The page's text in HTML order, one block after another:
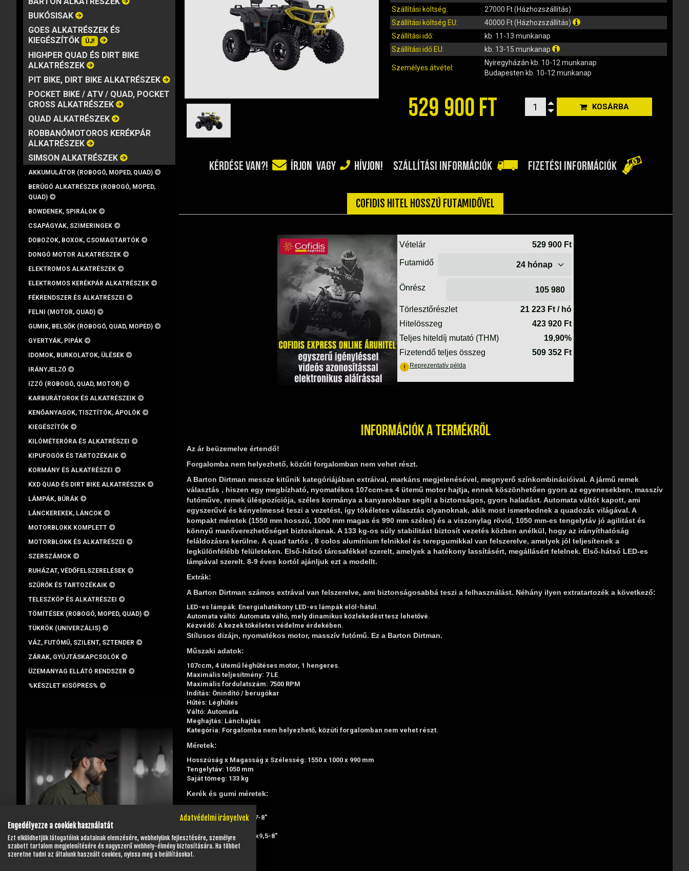
MÁRKA VISZKOZITÁS
BUKÓSISAK
GOES ALKATRÉSZEK ÉS
KIEGÉSZÍTŐK
ÚJ!
HIGHPER QUAD ÉS DIRT BIKE
ALKATRÉSZEK
PIT BIKE, DIRT BIKE ALKATRÉSZEK
POCKET BIKE / ATV / QUAD, POCKET
CROSS ALKATRÉSZEK
QUAD ALKATRÉSZEK
ROBBANÓMOTOROS KERÉKPÁR
ALKATRÉSZEK
SIMSON ALKATRÉSZEK
AKKUMULÁTOR (ROBOGÓ, MOPED, QUAD)
BERÚGÓ ALKATRÉSZEK (ROBOGÓ, MOPED,
QUAD)
BOWDENEK, SPIRÁLOK
CSAPÁGYAK, SZIMERINGEK
DOBOZOK, BOXOK, CSOMAGTARTÓK
DONGÓ MOTOR ALKATRÉSZEK
ELEKTROMOS ALKATRÉSZEK
ELEKTROMOS KERÉKPÁR ALKATRÉSZEK
FÉKRENDSZER ÉS ALKATRÉSZEI
FELNI (MOTOR, QUAD)
GUMIK, BELSŐK (ROBOGÓ, QUAD, MOPED)
GYERTYÁK, PIPÁK
IDOMOK, BURKOLATOK, ÜLÉSEK
IRÁNYJELZŐ
IZZÓ (ROBOGÓ, QUAD, MOTOR)
KARBURÁTOROK ÉS ALKATRÉSZEIK
KENŐANYAGOK, TISZTÍTÓK, ÁPOLÓK
KIEGÉSZÍTŐK
KILÓMÉTERÓRA ÉS ALKATRÉSZEI
KIPUFOGÓK ÉS TARTOZÉKAIK
KORMÁNY ÉS ALKATRÉSZEI
KXD QUAD ÉS DIRT BIKE ALKATRÉSZEK
LÁMPÁK, BÚRÁK
LÁNCKEREKEK, LÁNCOK
MOTORBLOKK KOMPLETT
MOTORBLOKK ÉS ALKATRÉSZEI
SZERSZÁMOK
RUHÁZAT, VÉDŐFELSZERELÉSEK
SZŰRŐK ÉS TARTOZÉKAIK
TELESZKÓP ÉS ALKATRÉSZEI
TÖMÍTÉSEK (ROBOGÓ, MOPED, QUAD)
TÜKRÖK (UNIVERZÁLIS)
VÁZ, FUTÓMŰ, SZILENT, SZTENDER
ZÁRAK, GYÚJTÁSKAPCSOLÓK
ÜZEMANYAG ELLÁTÓ RENDSZER
%KÉSZLET KISÖPRÉS%
Szállítási költség:
27000 Ft (Házhozszállítás)
Szállítási költség EU:
40000 Ft (Házhozszállítás)
Szállítási idő:
kb. 11-13 munkanap
Szállítási idő EU:
kb. 13-15 munkanap
Személyes átvétel:
Nyíregyházán kb. 10-12 munkanap
Budapesten kb. 10-12 munkanap
529 900 FT KOSÁRBA
KÉRDÉSE VAN?! ÍRJON VAGY HÍVJON! SZÁLLÍTÁSI INFORMÁCIÓK FIZETÉSI INFORMÁCIÓK
COFIDIS HITEL HOSSZÚ FUTAMIDŐVEL
Információk a termékről
Az ár beüzemelve értendő!
Forgalomba nem helyezhető, közúti forgalomban nem vehet részt.
A Barton Dirtman messze kitűnik kategóriájában extráival, markáns megjelenésével, megnyerő színkombinációival. A jármű remek
választás , hiszen egy megbízható, nyomatékos 107ccm-es 4 ütemű motor hajtja, ennek köszönhetően gyors az egyenesekben, masszív
futóműve, remek üléspozíciója, széles kormánya a kanyarokban segíti a biztonságos, gyors haladást. Automata váltót kapott, ami
egyszerűvé és kényelmessé teszi a vezetést, így tökéletes választás olyanoknak, akik most ismerkednek a quadozás világával. A
kompakt méretek (1550 mm hosszú, 1000 mm magas és 990 mm széles) és a viszonylag rövid, 1050 mm-es tengelytáv jó agilitást és
könnyű manőverezhetőséget biztosítanak. A 133 kg-os súly stabilitást biztosít vezetés közben anélkül, hogy az irányíthatóság
feláldozásra kerülne. A quad tartós , 8 colos alumínium felnikkel és terepgumikkal van felszerelve, amelyek jól teljesítenek a
legkülönfélébb felületeken. Első-hátsó tárcsafékkel szerelt, amelyek a hatékony lassításért, megállásért felelnek. Első-hátsó LED-es
lámpával szerelt. 8-9 éves kortól ajánljuk ezt a modellt.
Extrák:
A Barton Dirtman számos extrával van felszerelve, ami biztonságosabbá teszi a felhasználást. Néhány ilyen extratartozék a következő:
LED-es lámpák: Energiahatékony LED-es lámpák elöl-hátul.
Automata váltó: Automata váltó, mely dinamikus közlekedést tesz lehetővé.
Kézvédő: A kezek tökéletes védelme érdekében.
Stílusos dizájn, nyomatékos motor, masszív futómű. Ez a Barton Dirtman.
Műszaki adatok:
107ccm, 4 ütemű léghűtéses motor, 1 hengeres.
Maximális teljesítmény: 7 LE
Maximális fordulatszám: 7500 RPM
Indítás: Önindító / berugókar
Hűtés: Léghűtés
Váltó: Automata
Meghajtás: Lánchajtás
Kategória: Forgalomba nem helyezhető, közúti forgalomban nem vehet részt.
Méretek:
Hosszúság x Magasság x Szélesség: 1550 x 1000 x 990 mm
Tengelytáv: 1050 mm
Saját tömeg: 133 kg
Kerék és gumi méretek:
Gumi méret első: 19x7-8"
Gumi méret hátsó: 18x9,5-8"
Fékrendszer:
Adatvédelmi irányelvek
Engedélyezze a cookiek használatát
Ezt elküldhetjük látogatóink adatainak elemzésére, webhelyünk fejlesztésére, személyre
szabott tartalom megjelenítésére és nagyszerű webhely-élmény biztosítására. Ha többet
szeretne tudni az általunk használt cookies, nyissa meg a beállításokat.